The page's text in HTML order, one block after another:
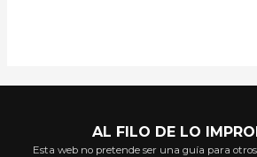
AL FILO DE LO
Esta web no pretende ser una guía para